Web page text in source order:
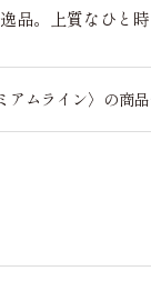
品。上質なひと
アムライン〉の商